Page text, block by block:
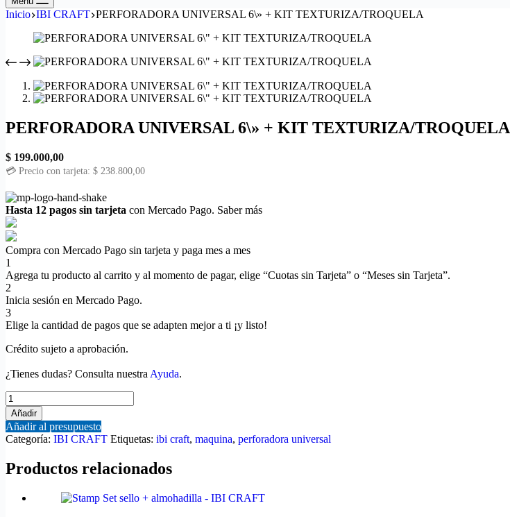
Inicio IBI CRAFT PERFORADORA UNIVERSAL 6\» + KIT TEXTURIZA/TROQUELA
PERFORADORA UNIVERSAL 6\» + KIT TEXTURIZA/TROQUELA
$ 199.000,00
💳 Precio con tarjeta: $ 238.800,00
Hasta 12 pagos sin tarjeta con Mercado Pago. Saber más
Compra con Mercado Pago sin tarjeta y paga mes a mes
1
Agrega tu producto al carrito y al momento de pagar, elige “Cuotas sin Tarjeta” o “Meses sin Tarjeta”.
2
Inicia sesión en Mercado Pago.
3
Elige la cantidad de pagos que se adapten mejor a ti ¡y listo!
Crédito sujeto a aprobación.
¿Tienes dudas? Consulta nuestra Ayuda.
PERFORADORA
UNIVERSAL
6\"
+
KIT
cantidad
Añadir
Añadir al presupuesto
Categoría: IBI CRAFT Etiquetas: ibi craft, maquina, perforadora universal
Productos relacionados